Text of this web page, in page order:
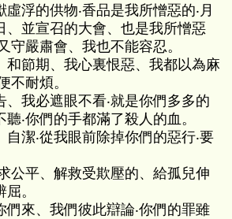
浮的供物‧香品是我所憎惡的‧月
、並宣召的大會、也是我所憎惡
守嚴肅會、我也不能容忍。
和節期、我心裏恨惡、我都以為麻
不耐煩。
、我必遮眼不看‧就是你們多多的
‧你們的手都滿了殺人的血。
自潔‧從我眼前除掉你們的惡行‧要
公平、解救受欺壓的、給孤兒伸
。
們來、我們彼此辯論‧你們的罪雖